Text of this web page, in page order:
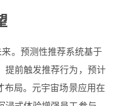
。预测性推荐系统基于
提前触发推荐行为，预计
布局。元宇宙场景应用在